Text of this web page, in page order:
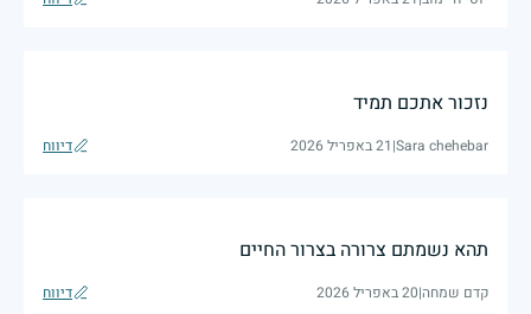
נזכור אתכם תמיד
Sara chehebar
|21 באפריל 2026 דיווח
תהא נשמתם צרורה בצרור החיים
קדם שמחה|20 באפריל 2026 דיווח